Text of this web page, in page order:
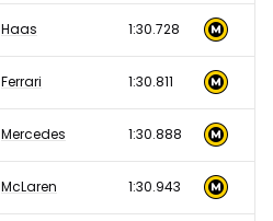
Haas 1:30.728
Ferrari 1:30.811
Mercedes 1:30.888
McLaren 1:30.943